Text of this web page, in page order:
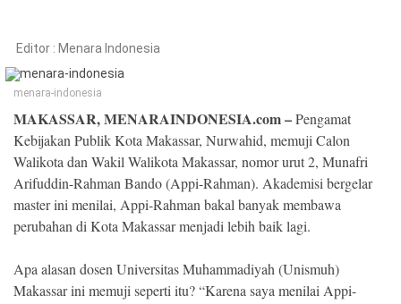
©
2026
.
All
Right
Editor : Menara Indonesia
menara-indonesia
MAKASSAR, MENARAINDONESIA.com –Pengamat
Kebijakan Publik Kota Makassar, Nurwahid, memuji Calon
Walikota dan Wakil Walikota Makassar, nomor urut 2, Munafri
Arifuddin-Rahman Bando (Appi-Rahman). Akademisi bergelar
master ini menilai, Appi-Rahman bakal banyak membawa
perubahan di Kota Makassar menjadi lebih baik lagi.
Apa alasan dosen Universitas Muhammadiyah (Unismuh)
Makassar ini memuji seperti itu? “Karena saya menilai Appi-